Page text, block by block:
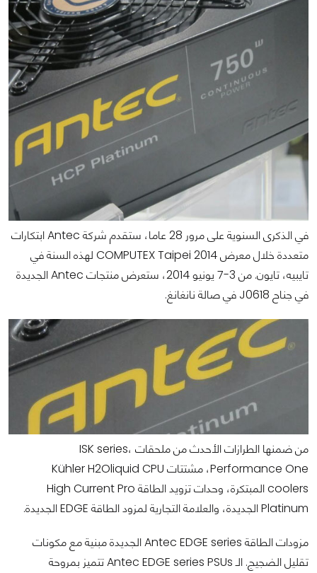
في الذكرى السنوية على مرور 28 عاما، ستقدم شركة Antec ابتكارات
متعددة خلال معرض COMPUTEX Taipei 2014 لهذه السنة في
تايبيه، تايون. من 3-7 يونيو 2014، ستعرض منتجات Antec الجديدة
في جناح J0618 في صالة نانغانغ.
من ضمنها الطرازات الأحدث من ملحقات ISK series،
Performance One، مشتتات Kühler H2Oliquid CPU
coolers المبتكرة، وحدات تزويد الطاقة High Current Pro
Platinum الجديدة، والعلامة التجارية لمزود الطاقة EDGE الجديدة.
مزودات الطاقة Antec EDGE series الجديدة مبنية مع مكونات
تقليل الضجيج. الـ Antec EDGE series PSUs تتميز بمروحة